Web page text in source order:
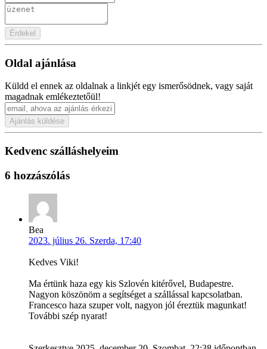
Érdekel
Oldal ajánlása
Küldd el ennek az oldalnak a linkjét egy ismerősödnek, vagy saját
magadnak emlékeztetőül!
Ajánlás küldése
Kedvenc szálláshelyeim
6 hozzászólás
Bea
2023. július 26. Szerda, 17:40
Kedves Viki!
Ma értünk haza egy kis Szlovén kitérővel, Budapestre.
Nagyon köszönöm a segítséget a szállással kapcsolatban.
Francesco haza szuper volt, nagyon jól éreztük magunkat!
További szép nyarat!